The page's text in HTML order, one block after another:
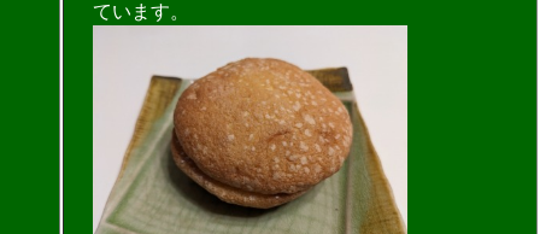
ています。